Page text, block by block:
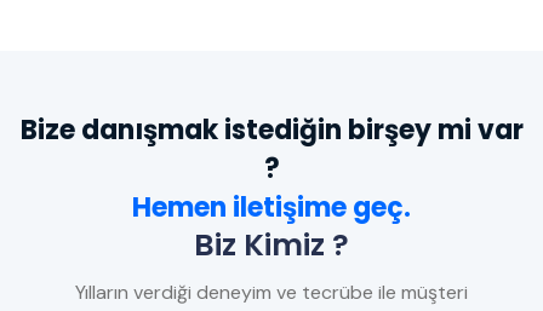
Bize danışmak istediğin birşey mi var
?
Hemen iletişime geç.
Biz Kimiz ?
Yılların verdiği deneyim ve tecrübe ile müşteri